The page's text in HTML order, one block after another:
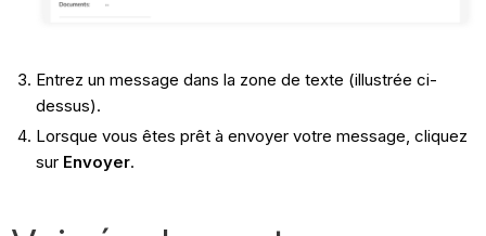
Entrez un message dans la zone de texte (illustrée ci-
dessus).
Lorsque vous êtes prêt à envoyer votre message, cliquez
sur Envoyer.